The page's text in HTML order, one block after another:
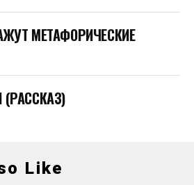
МЕТАФОРИЧЕСКИЕ
Like